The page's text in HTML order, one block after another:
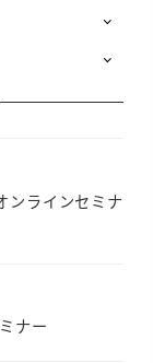
ンラインセミナ
ナー